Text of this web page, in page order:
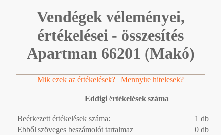
Vendégek véleményei,
értékelései - összesítés
Apartman 66201 (Makó)
Mik ezek az értékelések? | Mennyire hitelesek?
Eddigi értékelések száma
Beérkezett értékelések száma:
1 db
Ebből szöveges beszámolót tartalmaz
0 db